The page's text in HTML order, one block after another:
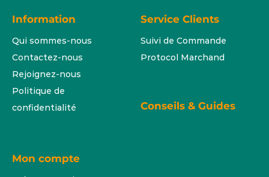
Information
Qui sommes-nous
Contactez-nous
Rejoignez-nous
Politique de
confidentialité
Service Clients
Suivi de Commande
Protocol Marchand
Conseils & Guides
Mon compte